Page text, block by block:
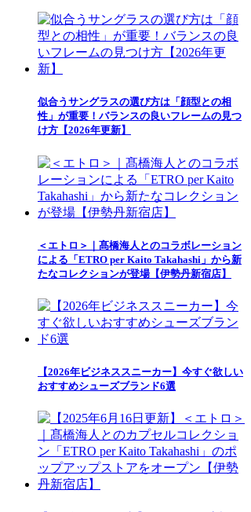
似合うサングラスの選び方は「顔型との相
性」が重要！バランスの良いフレームの見つ
け方【2026年更新】
＜エトロ＞｜髙橋海人とのコラボレーション
による「ETRO per Kaito Takahashi」から新
たなコレクションが登場【伊勢丹新宿店】
【2026年ビジネススニーカー】今すぐ欲しい
おすすめシューズブランド6選